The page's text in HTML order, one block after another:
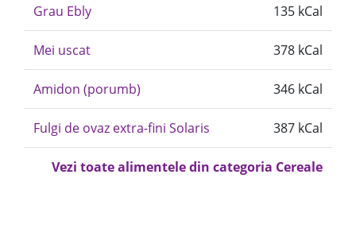
Grau Ebly 135 kCal
Mei uscat 378 kCal
Amidon (porumb) 346 kCal
Fulgi de ovaz extra-fini Solaris 387 kCal
Vezi toate alimentele din categoria Cereale